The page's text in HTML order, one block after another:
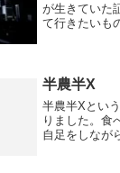
が生きていた
て行きたいも
他人から見れ
半農半X
半農半Xとい
りました。食
自足をしなが